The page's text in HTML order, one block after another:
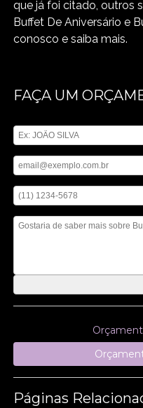
que já foi citado, outros
Buffet De Aniversário e
conosco e saiba mais.
FAÇA UM
Páginas